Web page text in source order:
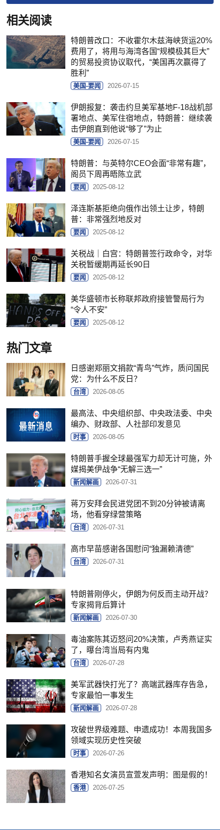
相关阅读
特朗普改口：不收霍尔木兹海峡货运20%
费用了，将用与海湾各国“规模极其巨大”
的贸易投资协议取代，“美国再次赢得了
胜利”
美国-要闻 2026-07-15
伊朗报复：袭击约旦美军基地F-18战机部
署地点、美军住宿地点，特朗普：继续袭
击伊朗直到他说“够了”为止
美国-要闻 2026-07-15
特朗普：与英特尔CEO会面“非常有趣”，
阁员下周再晤陈立武
要闻 2025-08-12
泽连斯基拒绝向俄作出领土让步，特朗
普：非常强烈地反对
要闻 2025-08-12
关税战｜白宫：特朗普签行政命令，对华
关税暂缓期再延长90日
要闻 2025-08-12
美华盛顿市长称联邦政府接管警局行为
“令人不安”
要闻 2025-08-12
热门文章
日感谢郑丽文捐款“青鸟”气炸，质问国民
党：为什么不反日？
台湾 2026-08-05
最高法、中央组织部、中央政法委、中央
编办、财政部、人社部印发意见
时事 2026-08-05
特朗普手握全球最强军力却无计可施，外
媒揭美伊战争“无解三选一”
新闻解画 2026-07-31
蒋万安拜会民进党团不到20分钟被请离
场，他看穿绿营策略
台湾 2026-07-31
高市早苗感谢各国慰问“独漏赖清德”
台湾 2026-07-31
特朗普刚停火，伊朗为何反而主动开战？
专家揭背后算计
新闻解画 2026-07-30
毒油案陈其迈怒问20%决策，卢秀燕证实
了，曝台湾当局有内鬼
台湾 2026-07-28
美军武器快打光了？高端武器库存告急，
专家最怕一事发生
新闻解画 2026-07-28
攻破世界级难题、申遗成功！本周我国多
领域实现历史性突破
时事 2026-07-26
香港知名女演员宣萱发声明：图是假的！
香港 2026-07-25